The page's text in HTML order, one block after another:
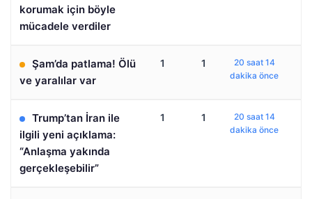
korumak için böyle
mücadele verdiler
Şam’da patlama! Ölü
ve yaralılar var
1 1
20 saat 14
dakika önce
Trump’tan İran ile
ilgili yeni açıklama:
“Anlaşma yakında
gerçekleşebilir”
1 1
20 saat 14
dakika önce